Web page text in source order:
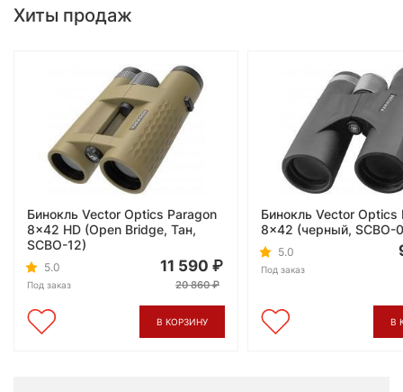
Хиты продаж
Бинокль Vector Optics Paragon
8x42 HD (Open Bridge, Тан,
SCBO-12)
5.0
Под заказ
11 590
20 860
В КОРЗИНУ
Бинокль Vector Optics
8x42 (черный, SCBO-
5.0
Под заказ
В